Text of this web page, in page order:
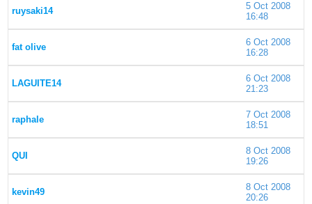
ruysaki14
5 Oct 2008
16:48
fat olive
6 Oct 2008
16:28
LAGUITE14
6 Oct 2008
21:23
raphale
7 Oct 2008
18:51
QUI
8 Oct 2008
19:26
kevin49
8 Oct 2008
20:26